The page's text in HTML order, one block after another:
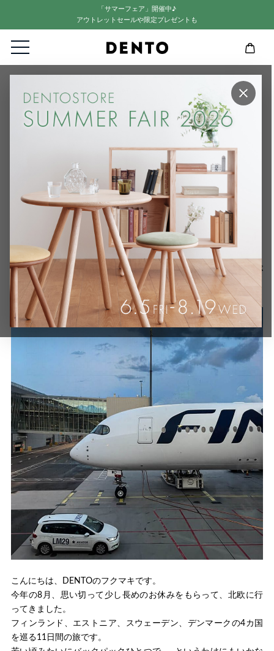
「サマーフェア」開催中♪
アウトレットセールや限定プレゼントも
×
【連載：北欧、大人のぶらり旅】おい
2025.12.23
【連載：北欧、大人のぶらり旅】お
いしいごはんと、旅の記憶。 Vol.1
北欧、大人のぶらり旅
Vol.1 ヘルシンキ。やわらかい光と、アアルトのカフ
ェで過ごす朝 ～8月のフィンランドは、なにもかもが
素敵でした～
こんにちは、DENTOのフクマキです。
今年の8月、思い切って少し長めのお休みをもらって、北欧に行
ってきました。
フィンランド、エストニア、スウェーデン、デンマークの4カ国
を巡る11日間の旅です。